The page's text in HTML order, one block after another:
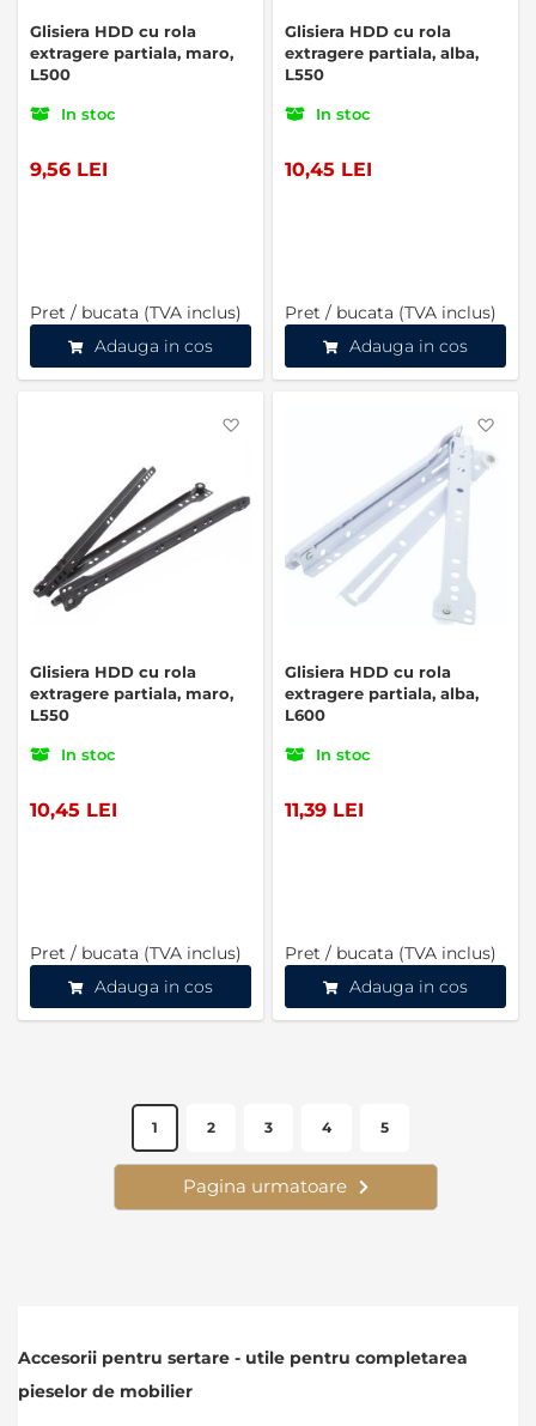
Glisiera HDD cu rola
extragere partiala, maro,
L500
In stoc
9,56 LEI
Pret / bucata (TVA inclus)
Adauga in cos
Glisiera HDD cu rola
extragere partiala, alba,
L550
In stoc
10,45 LEI
Pret / bucata (TVA inclus)
Adauga in cos
Glisiera HDD cu rola
extragere partiala, maro,
L550
In stoc
10,45 LEI
Pret / bucata (TVA inclus)
Adauga in cos
Glisiera HDD cu rola
extragere partiala, alba,
L600
In stoc
11,39 LEI
Pret / bucata (TVA inclus)
Adauga in cos
Pagina,module"
Produse pe pagina
1 Pagina,module"
2 Pagina,module"
3 Pagina,module"
4 Pagina,module"
5
Pagina,module"
Pagina urmatoare
Accesorii pentru sertare - utile pentru completarea
pieselor de mobilier